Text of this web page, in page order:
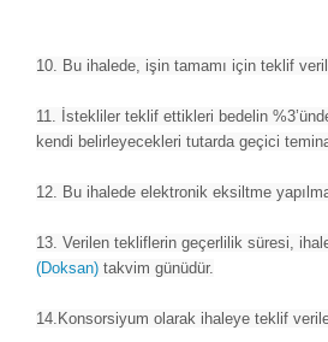
10. Bu ihalede, işin tamamı için teklif
11. İstekliler teklif ettikleri bedelin
kendi belirleyecekleri tutarda geçici
12. Bu ihalede elektronik eksiltme
13. Verilen tekliflerin geçerlilik süresi,
(Doksan) takvim günüdür.
14. Konsorsiyum olarak ihaleye teklif